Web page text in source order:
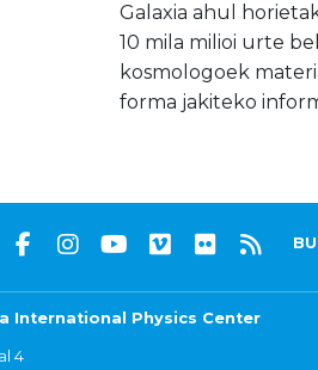
Galaxia ahul
10 mila milioi urte
kosmologoek
forma jakiteko
International Physics Center
4